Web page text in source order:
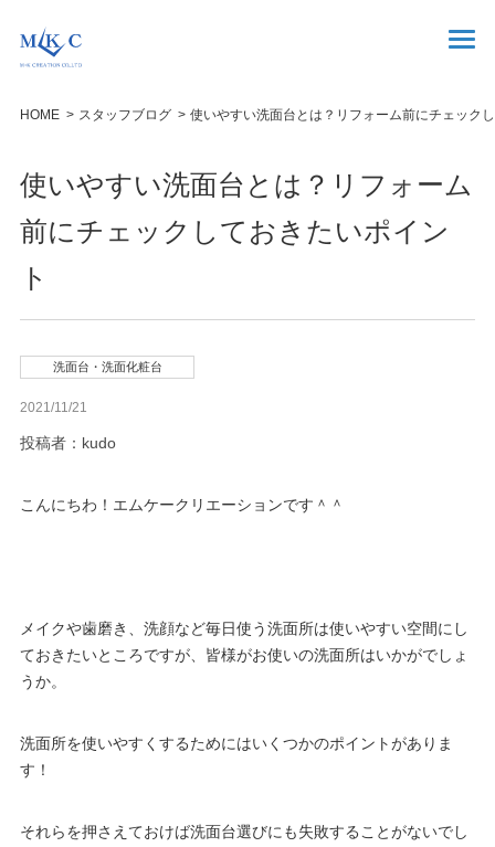
HOME スタッフブログ 使いやすい洗面台とは？リフォーム前にチェック
使いやすい洗面台とは？リフォーム
前にチェックしておきたいポイン
ト
洗面台・洗面化粧台
2021/11/21
投稿者：kudo
こんにちわ！エムケークリエーションです＾＾
メイクや歯磨き、洗顔など毎日使う洗面所は使いやすい空間にし
ておきたいところですが、皆様がお使いの洗面所はいかがでしょ
うか。
洗面所を使いやすくするためにはいくつかのポイントがありま
す！
それらを押さえておけば洗面台選びにも失敗することがないでし